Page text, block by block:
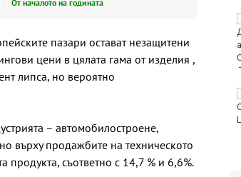
От началото на годината
пазари остават незащитени
цени в цялата гама от изделия ,
липса, но вероятно
– автомобилостроене,
върху продажбите на техническото
съответно с 14,7 % и 6,6%.
търговските кораби
до Черно море